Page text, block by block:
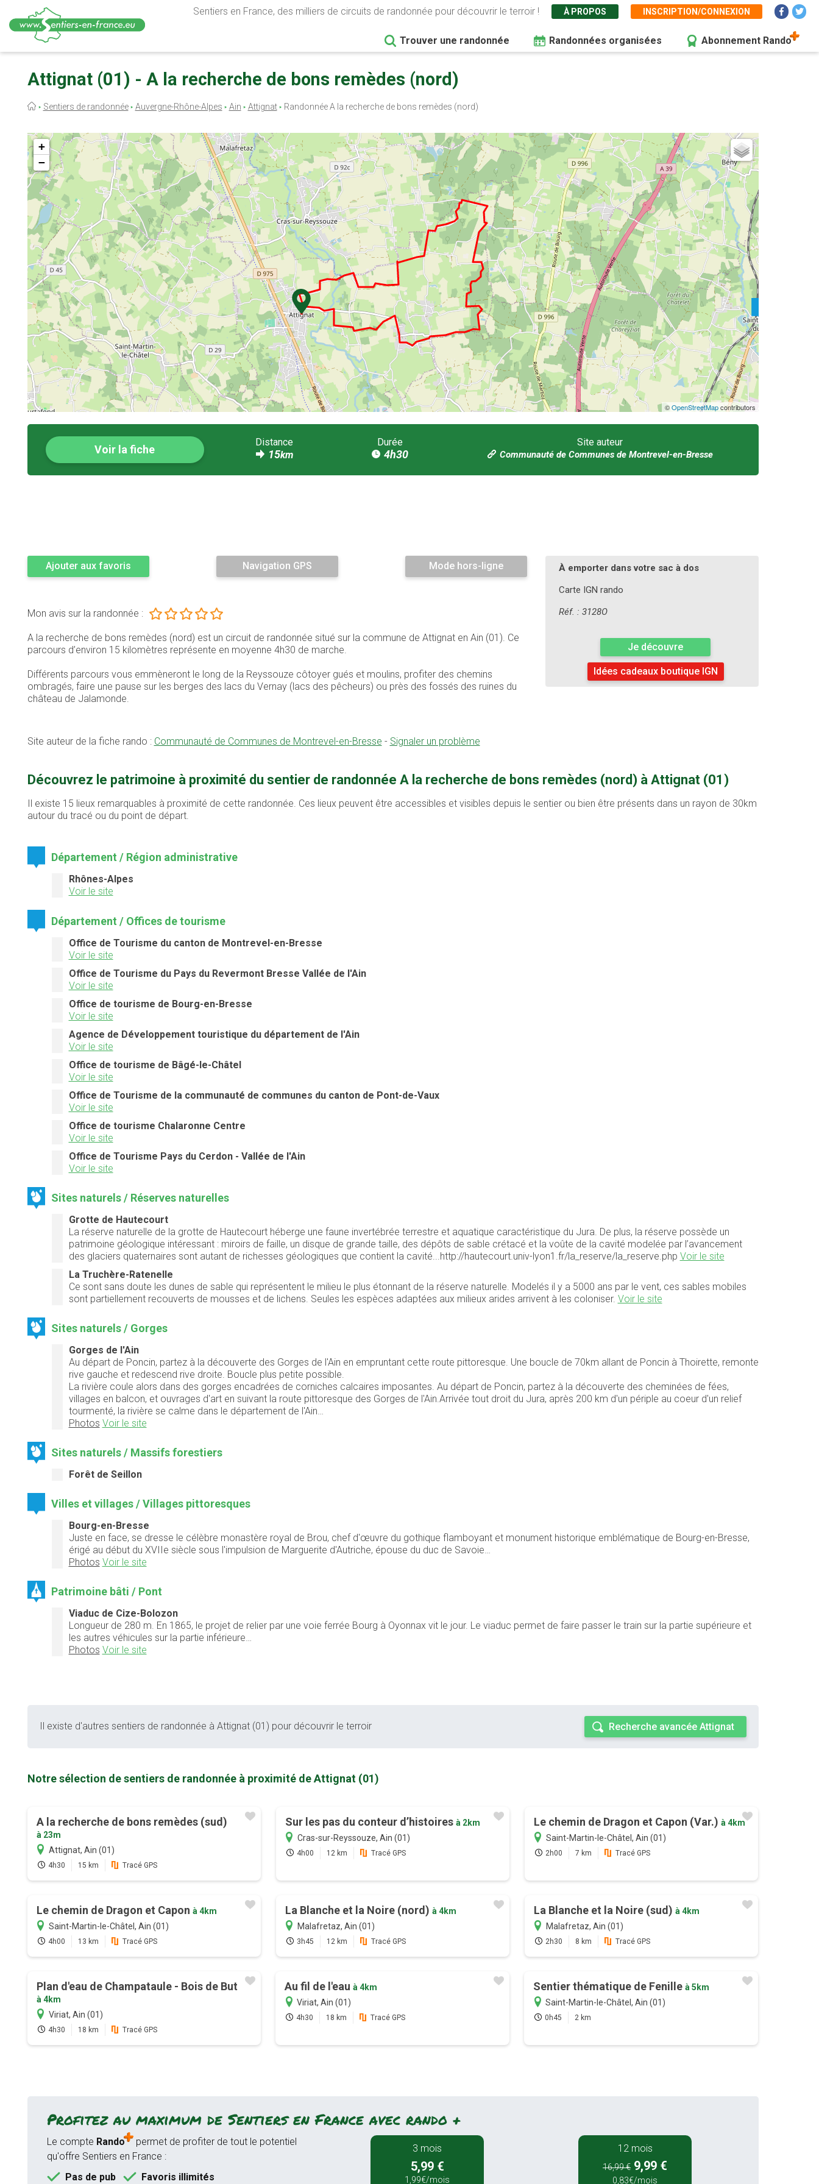
contenu
Sentiers en France, des milliers de circuits de randonnée pour découvrir le terroir ! À PROPOS INSCRIPTION/CONNEXION
Trouver une randonnée Randonnées organisées Abonnement Rando
Attignat (01) - A la recherche de bons remèdes (nord)
Fil
Sentiers de randonnée Auvergne-Rhône-Alpes Ain Attignat Randonnée A la recherche de bons remèdes (nord)
+
−
©OpenStreetMapcontributors
Voir la fiche
Distance
15km
Durée
4h30
Site auteur
Communauté de Communes de Montrevel-en-Bresse
Ajouter aux favoris Navigation GPS Mode hors-ligne
Mon avis sur la randonnée :
A la recherche de bons remèdes (nord) est un circuit de randonnée situé sur la commune de Attignat en Ain (01). Ce
parcours d’environ 15 kilomètres représente en moyenne 4h30 de marche.
Différents parcours vous emmèneront le long de la Reyssouze côtoyer gués et moulins, profiter des chemins
ombragés, faire une pause sur les berges des lacs du Vernay (lacs des pêcheurs) ou près des fossés des ruines du
château de Jalamonde.
Site auteur de la fiche rando : Communauté de Communes de Montrevel-en-Bresse - Signaler un problème
À emporter dans votre sac à dos
Carte IGN rando
Réf. : 3128O
Je découvre
Idées cadeaux boutique IGN
Découvrez le patrimoine à proximité du sentier de randonnée A la recherche de bons remèdes (nord) à Attignat (01)
Il existe 15 lieux remarquables à proximité de cette randonnée. Ces lieux peuvent être accessibles et visibles depuis le sentier ou bien être présents dans un rayon de 30km
autour du tracé ou du point de départ.
Département / Région administrative
Rhônes-Alpes
Voir le site
Département / Offices de tourisme
Office de Tourisme du canton de Montrevel-en-Bresse
Voir le site
Office de Tourisme du Pays du Revermont Bresse Vallée de l'Ain
Voir le site
Office de tourisme de Bourg-en-Bresse
Voir le site
Agence de Développement touristique du département de l'Ain
Voir le site
Office de tourisme de Bâgé-le-Châtel
Voir le site
Office de Tourisme de la communauté de communes du canton de Pont-de-Vaux
Voir le site
Office de tourisme Chalaronne Centre
Voir le site
Office de Tourisme Pays du Cerdon - Vallée de l'Ain
Voir le site
Sites naturels / Réserves naturelles
Grotte de Hautecourt
La réserve naturelle de la grotte de Hautecourt héberge une faune invertébrée terrestre et aquatique caractéristique du Jura. De plus, la réserve possède un
patrimoine géologique intéressant : miroirs de faille, un disque de grande taille, des dépôts de sable crétacé et la voûte de la cavité modelée par l’avancement
des glaciers quaternaires sont autant de richesses géologiques que contient la cavité...http://hautecourt.univ-lyon1.fr/la_reserve/la_reserve.php Voir le site
La Truchère-Ratenelle
Ce sont sans doute les dunes de sable qui représentent le milieu le plus étonnant de la réserve naturelle. Modelés il y a 5000 ans par le vent, ces sables mobiles
sont partiellement recouverts de mousses et de lichens. Seules les espèces adaptées aux milieux arides arrivent à les coloniser. Voir le site
Sites naturels / Gorges
Gorges de l'Ain
Au départ de Poncin, partez à la découverte des Gorges de l'Ain en empruntant cette route pittoresque. Une boucle de 70km allant de Poncin à Thoirette, remonte
rive gauche et redescend rive droite. Boucle plus petite possible.
La rivière coule alors dans des gorges encadrées de corniches calcaires imposantes. Au départ de Poncin, partez à la découverte des cheminées de fées,
villages en balcon, et ouvrages d'art en suivant la route pittoresque des Gorges de l'Ain.Arrivée tout droit du Jura, après 200 km d'un périple au coeur d'un relief
tourmenté, la rivière se calme dans le département de l'Ain…
Photos Voir le site
Sites naturels / Massifs forestiers
Forêt de Seillon
Villes et villages / Villages pittoresques
Bourg-en-Bresse
Juste en face, se dresse le célèbre monastère royal de Brou, chef d'œuvre du gothique flamboyant et monument historique emblématique de Bourg-en-Bresse,
érigé au début du XVIIe siècle sous l'impulsion de Marguerite d'Autriche, épouse du duc de Savoie…
Photos Voir le site
Patrimoine bâti / Pont
Viaduc de Cize-Bolozon
Longueur de 280 m. En 1865, le projet de relier par une voie ferrée Bourg à Oyonnax vit le jour. Le viaduc permet de faire passer le train sur la partie supérieure et
les autres véhicules sur la partie inférieure…
Photos Voir le site
Il existe d'autres sentiers de randonnée à Attignat (01) pour découvrir le terroir Recherche avancée Attignat
Notre sélection de sentiers de randonnée à proximité de Attignat (01)
A la recherche de bons remèdes (sud)
à 23m
Attignat, Ain (01)
4h30 15 km Tracé GPS
Sur les pas du conteur d’histoires à 2km
Cras-sur-Reyssouze, Ain (01)
4h00 12 km Tracé GPS
Le chemin de Dragon et Capon (Var.) à 4km
Saint-Martin-le-Châtel, Ain (01)
2h00 7 km Tracé GPS
Le chemin de Dragon et Capon à 4km
Saint-Martin-le-Châtel, Ain (01)
4h00 13 km Tracé GPS
La Blanche et la Noire (nord) à 4km
Malafretaz, Ain (01)
3h45 12 km Tracé GPS
La Blanche et la Noire (sud) à 4km
Malafretaz, Ain (01)
2h30 8 km Tracé GPS
Plan d'eau de Champataule - Bois de But
à 4km
Viriat, Ain (01)
4h30 18 km Tracé GPS
Au fil de l'eauà 4km
Viriat, Ain (01)
4h30 18 km Tracé GPS
Sentier thématique de Fenilleà 5km
Saint-Martin-le-Châtel, Ain (01)
0h45 2 km
Profitez au maximum de Sentiers en France avec rando +
Le compte Rando
permet de profiter de tout le potentiel
qu'offre Sentiers en France :
Pas de pub
Favoris illimités
3 mois
5,99 €
1,99€/mois
12 mois
16,99 € 9,99 €
0,83€/mois